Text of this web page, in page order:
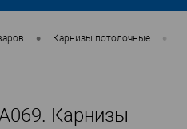
• Карнизы потолочные •
Карнизы